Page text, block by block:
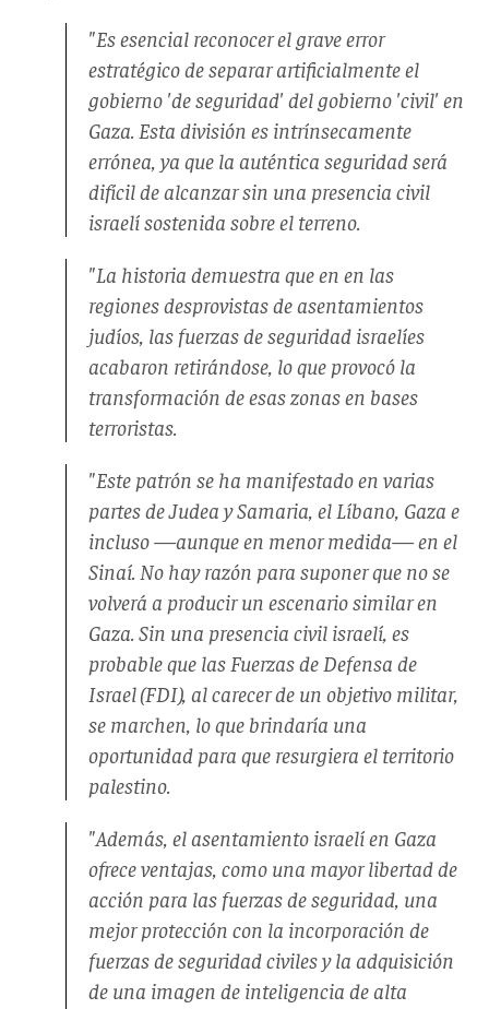
"Es esencial reconocer el grave error
estratégico de separar artificialmente el
gobierno 'de seguridad' del gobierno 'civil' en
Gaza. Esta división es intrínsecamente
errónea, ya que la auténtica seguridad será
difícil de alcanzar sin una presencia civil
israelí sostenida sobre el terreno.
"La historia demuestra que en en las
regiones desprovistas de asentamientos
judíos, las fuerzas de seguridad israelíes
acabaron retirándose, lo que provocó la
transformación de esas zonas en bases
terroristas.
"Este patrón se ha manifestado en varias
partes de Judea y Samaria, el Líbano, Gaza e
incluso —aunque en menor medida— en el
Sinaí. No hay razón para suponer que no se
volverá a producir un escenario similar en
Gaza. Sin una presencia civil israelí, es
probable que las Fuerzas de Defensa de
Israel (FDI), al carecer de un objetivo militar,
se marchen, lo que brindaría una
oportunidad para que resurgiera el territorio
palestino.
"Además, el asentamiento israelí en Gaza
ofrece ventajas, como una mayor libertad de
acción para las fuerzas de seguridad, una
mejor protección con la incorporación de
fuerzas de seguridad civiles y la adquisición
de una imagen de inteligencia de alta